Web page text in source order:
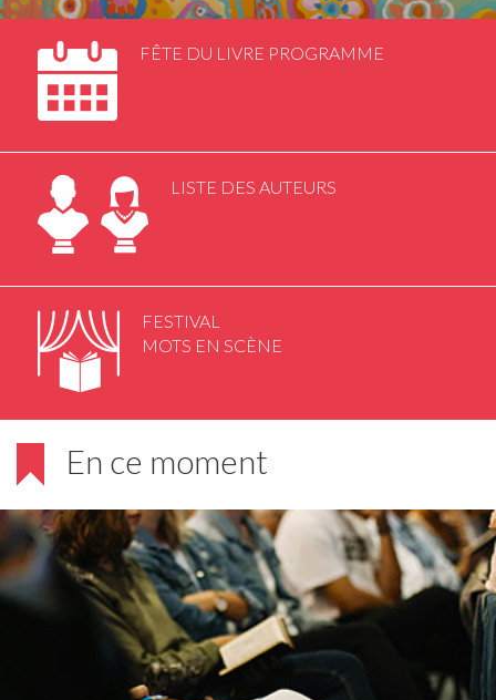
FÊTE DU LIVRE PROGRAMME
LISTE DES AUTEURS
FESTIVAL
MOTS EN SCÈNE
En ce moment